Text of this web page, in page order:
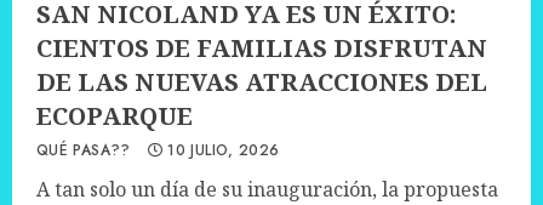
SAN NICOLAND YA ES UN ÉXITO:
CIENTOS DE FAMILIAS DISFRUTAN
DE LAS NUEVAS ATRACCIONES DEL
ECOPARQUE
QUÉ PASA?? 10 JULIO, 2026
A tan solo un día de su inauguración, la propuesta